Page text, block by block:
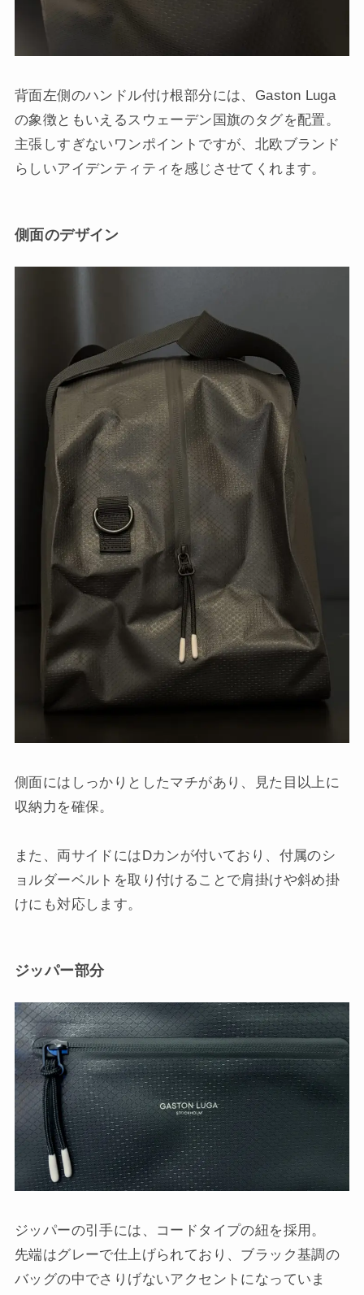
背面左側のハンドル付け根部分には、Gaston Luga
の象徴ともいえるスウェーデン国旗のタグを配置。
主張しすぎないワンポイントですが、北欧ブランド
らしいアイデンティティを感じさせてくれます。
側面のデザイン
側面にはしっかりとしたマチがあり、見た目以上に
収納力を確保。
また、両サイドにはDカンが付いており、付属のシ
ョルダーベルトを取り付けることで肩掛けや斜め掛
けにも対応します。
ジッパー部分
ジッパーの引手には、コードタイプの紐を採用。
先端はグレーで仕上げられており、ブラック基調の
バッグの中でさりげないアクセントになっていま